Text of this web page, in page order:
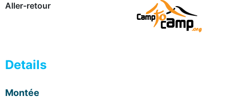
Aller-retour
Details
Montée